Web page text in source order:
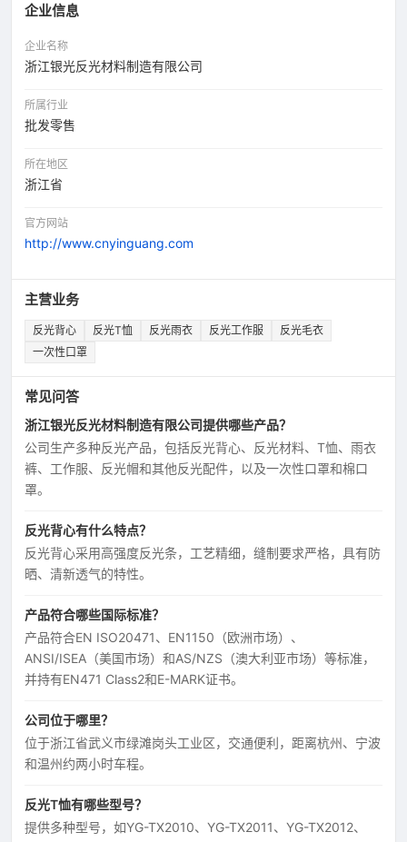
企业信息
企业名称
浙江银光反光材料制造有限公司
所属行业
批发零售
所在地区
浙江省
官方网站
http://www.cnyinguang.com
主营业务
反光背心 反光T恤 反光雨衣 反光工作服
反光毛衣
一次性口罩
常见问答
浙江银光反光材料制造有限公司提供哪些产品？
公司生产多种反光产品，包括反光背心、反光材料、T恤、雨衣
裤、工作服、反光帽和其他反光配件，以及一次性口罩和棉口
罩。
反光背心有什么特点？
反光背心采用高强度反光条，工艺精细，缝制要求严格，具有防
晒、清新透气的特性。
产品符合哪些国际标准？
产品符合EN ISO20471、EN1150（欧洲市场）、
ANSI/ISEA（美国市场）和AS/NZS（澳大利亚市场）等标准，
并持有EN471 Class2和E-MARK证书。
公司位于哪里？
位于浙江省武义市绿滩岗头工业区，交通便利，距离杭州、宁波
和温州约两小时车程。
反光T恤有哪些型号？
提供多种型号，如YG-TX2010、YG-TX2011、YG-TX2012、